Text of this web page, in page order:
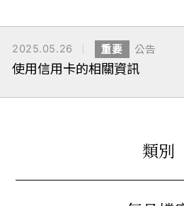
2025.05.26 重要 公告
使用信用卡的相關資訊
類別